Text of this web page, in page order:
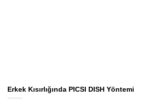
Erkek Kısırlığında PICSI DISH Yöntemi